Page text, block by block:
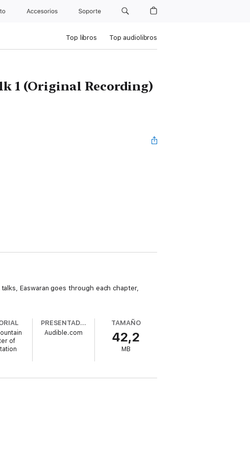
Accesorios Soporte
Top libros Top audiolibros
1 (Original Recording)
Easwaran goes through each chapter,
of
PRESENTADO POR
Audible.com
TAMAÑO
42,2
MB